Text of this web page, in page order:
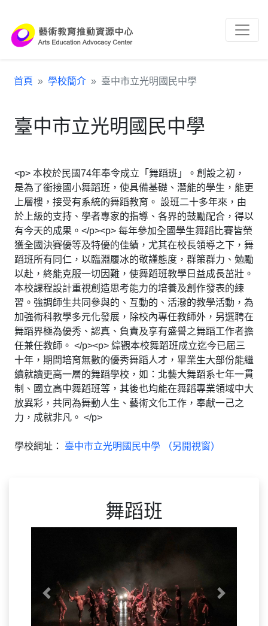
首頁 學校簡介 臺中市立光明國民中學
臺中市立光明國民中學
<p> 本校於民國74年奉令成立「舞蹈班」。創設之初，
是為了銜接國小舞蹈班，使具備基礎、潛能的學生，能更
上層樓，接受有系統的舞蹈教育。 設班二十多年來，由
於上級的支持、學者專家的指導、各界的鼓勵配合，得以
有今天的成果。</p><p> 每年參加全國學生舞蹈比賽皆榮
獲全國決賽優等及特優的佳績，尤其在校長領導之下，舞
蹈班所有同仁，以臨淵履冰的敬謹態度，群策群力、勉勵
以赴，終能克服一切因難，使舞蹈班教學日益成長茁壯。
本校課程設計重視創造思考能力的培養及創作發表的練
習。強調師生共同參與的、互動的、活潑的教學活動，為
加強術科教學多元化發展，除校內專任教師外，另選聘在
舞蹈界極為優秀、認真、負責及享有盛譽之舞蹈工作者擔
任兼任教師。 </p><p> 綜觀本校舞蹈班成立迄今已屆三
十年，期間培育無數的優秀舞蹈人才，畢業生大部份能繼
續就讀更高一層的舞蹈學校，如：北藝大舞蹈系七年一貫
制、國立高中舞蹈班等，其後也均能在舞蹈專業領域中大
放異彩，共同為舞動人生、藝術文化工作，奉獻一己之
力，成就非凡。 </p>
學校網址： 臺中市立光明國民中學 （另開視窗）
舞蹈班
Previous Next